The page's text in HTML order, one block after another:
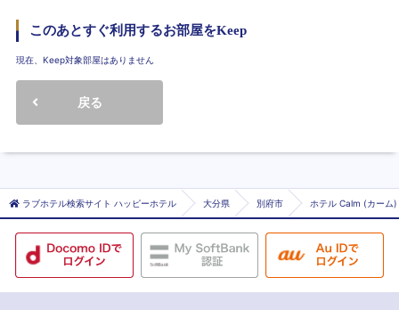
このあとすぐ利用するお部屋をKeep
現在、Keep対象部屋はありません
戻る
ラブホテル検索サイト ハッピーホテル 大分県 別府市 ホテル Calm (カーム)